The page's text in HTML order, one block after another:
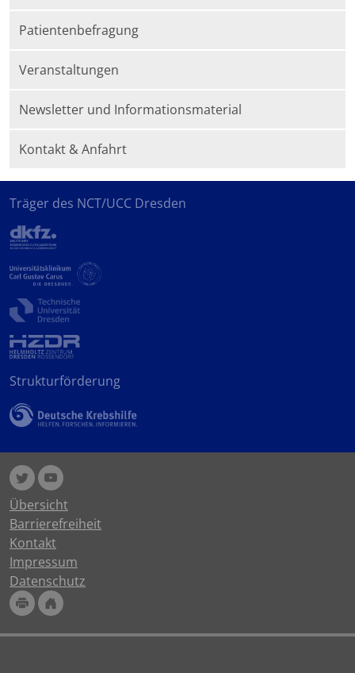
Patientenbefragung
Veranstaltungen
Newsletter und Informationsmaterial
Kontakt & Anfahrt
Träger des NCT/UCC Dresden
Strukturförderung
Übersicht
Barrierefreiheit
Kontakt
Impressum
Datenschutz